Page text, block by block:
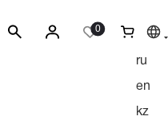
0
ru
en
kz